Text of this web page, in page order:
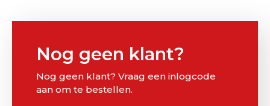
Nog geen klant?
Nog geen klant? Vraag een inlogcode
aan om te bestellen.